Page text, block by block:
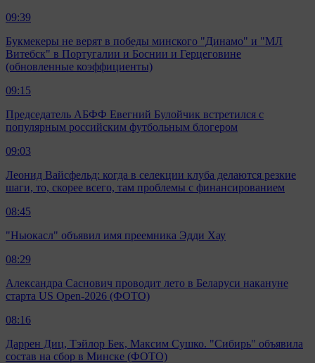
09:39
Букмекеры не верят в победы минского "Динамо" и "МЛ
Витебск" в Португалии и Боснии и Герцеговине
(обновленные коэффициенты)
09:15
Председатель АБФФ Евегний Булойчик встретился с
популярным российским футбольным блогером
09:03
Леонид Вайсфельд: когда в селекции клуба делаются резкие
шаги, то, скорее всего, там проблемы с финансированием
08:45
"Ньюкасл" объявил имя преемника Эдди Хау
08:29
Александра Саснович проводит лето в Беларуси накануне
старта US Open-2026 (ФОТО)
08:16
Даррен Диц, Тэйлор Бек, Максим Сушко. "Сибирь" объявила
состав на сбор в Минске (ФОТО)